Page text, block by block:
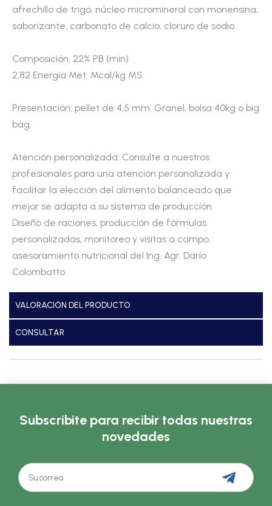
afrechillo de trigo, núcleo micromineral con monensina,
saborizante, carbonato de calcio, cloruro de sodio.
Composición: 22% PB (min)
2,82 Energía Met. Mcal/kg MS
Presentación: pellet de 4,5 mm. Granel, bolsa 40kg o big
bag.
Atención personalizada: Consulte a nuestros
profesionales para una atención personalizada y
facilitar la elección del alimento balanceado que
mejor se adapta a su sistema de producción.
Diseño de raciones, producción de fórmulas
personalizadas, monitoreo y visitas a campo,
asesoramiento nutricional del Ing. Agr. Darío
Colombatto.
VALORACIÓN DEL PRODUCTO
CONSULTAR
Subscribite para recibir todas nuestras
novedades